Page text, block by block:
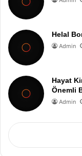
Helal
Admin
Hayat
Önemli
Admin